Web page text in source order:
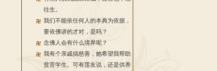
往生。
我们不能依任何人的本典为依据，
要依佛讲的才对，是吗？
念佛人会有什么境界呢？
我有个亲戚搞慈善，她希望我帮助
贫苦学生。可有莲友说，还是供养